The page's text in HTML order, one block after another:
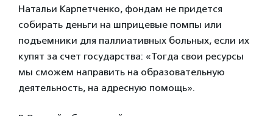
Натальи Карпетченко, фондам не придется
собирать деньги на шприцевые помпы или
подъемники для паллиативных больных, если их
купят за счет государства: «Тогда свои ресурсы
мы сможем направить на образовательную
деятельность, на адресную помощь».